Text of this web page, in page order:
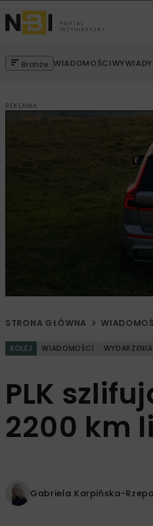
Branże WIADOMOŚCIWYWIADY
REKLAMA
STRONA GŁÓWNA
KOLEJ WIADOMOŚCI WYDARZENIA
PLK
2200 km
Gabriela Karpińska-Rzepa